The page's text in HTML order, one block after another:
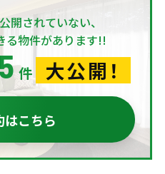
開されていない、
る物件があります!!
件 大公開！
はこちら